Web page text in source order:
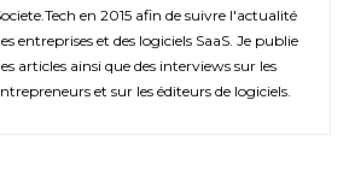
en 2015 afin de suivre l'actualité
entreprises et des logiciels SaaS. Je publie
articles ainsi que des interviews sur les
et sur les éditeurs de logiciels.